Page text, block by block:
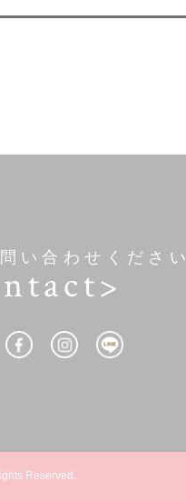
い合わせください
Reserved.